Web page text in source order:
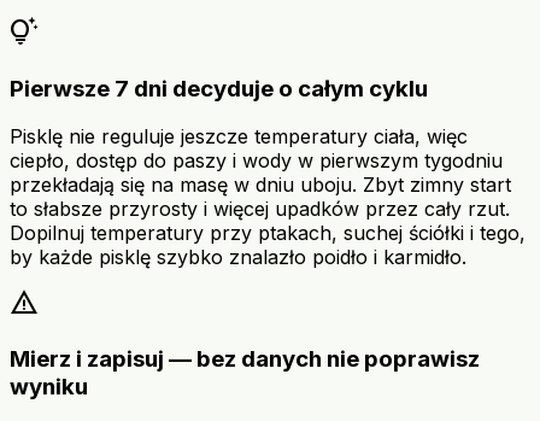
tips_and_updates
Pierwsze 7 dni decyduje o całym cyklu
Pisklę nie reguluje jeszcze temperatury ciała, więc
ciepło, dostęp do paszy i wody w pierwszym tygodniu
przekładają się na masę w dniu uboju. Zbyt zimny start
to słabsze przyrosty i więcej upadków przez cały rzut.
Dopilnuj temperatury przy ptakach, suchej ściółki i tego,
by każde pisklę szybko znalazło poidło i karmidło.
warning
Mierz i zapisuj — bez danych nie poprawisz
wyniku